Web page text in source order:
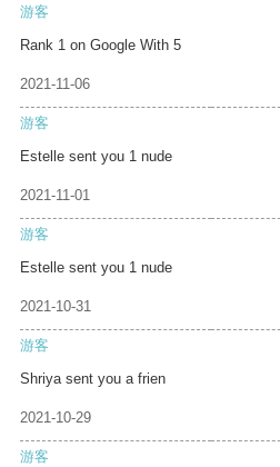
游客
Rank 1 on Google With 5
2021-11-06
游客
Estelle sent you 1 nude
2021-11-01
游客
Estelle sent you 1 nude
2021-10-31
游客
Shriya sent you a frien
2021-10-29
游客